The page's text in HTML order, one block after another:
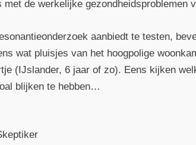
de werkelijke gezondheids­problemen
aanbiedt te testen,
wat pluisjes van het hoogpolige
(IJslander, 6 jaar of zo). Eens kijken
blijken te hebben…